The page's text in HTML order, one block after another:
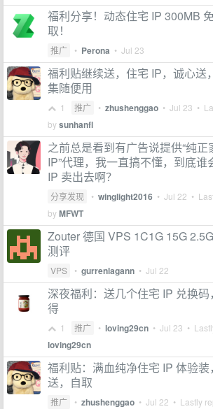
福利分享！动态住宅 IP 300MB
取！
推广 • Perona • Jul 23
福利贴继续送，住宅 IP，诚心送
集随便用
1 推广 • zhushenggao • Jul 23 •
bysunhanfl
之前总是看到有广告说提供“纯正
IP”代理，我一直搞不懂，到底谁
IP 卖出去啊？
分享发现 • winglight2016 • Jul 22 •
byMFWT
Zouter 德国 VPS 1C1G 15G
测评
VPS • gurrenlagann • Jul 22
深夜福利：送几个住宅 IP 兑换
得
1 推广 • loving29cn • Jul 23 •
loving29cn
福利贴：满血纯净住宅 IP 体验装
送，自取
推广 • zhushenggao • Jul 22 • Lastly